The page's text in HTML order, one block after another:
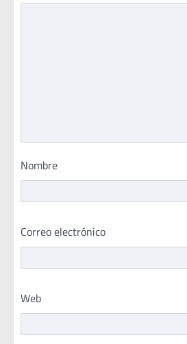
Nombre
Correo electrónico
Web